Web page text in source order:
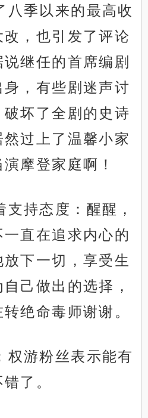
八季以来的最高收
，也引发了评论
继任的首席编剧
，有些剧迷声讨
坏了全剧的史诗
过上了温馨小家
摩登家庭啊！
持态度：醒醒，
直在追求内心的
下一切，享受生
己做出的选择，
绝命毒师谢谢。
权游粉丝表示能有
了。